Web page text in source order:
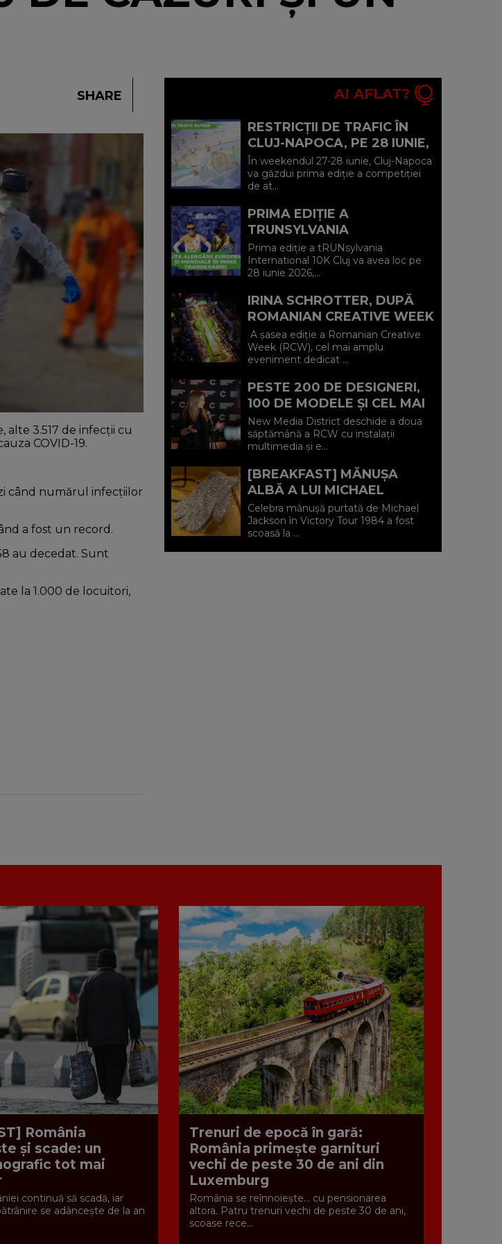
SHARE
alte 3.517 de infecții cu
COVID-19.
când numărul infecțiilor
a fost un record.
au decedat. Sunt
la 1.000 de locuitori,
AI AFLAT?
RESTRICȚII DE TRAFIC ÎN
CLUJ-NAPOCA, PE 28 IUNIE,
PE DURATA COMPETIȚIEI DE
ATLETISM CLUJ RUNNING
FES...
În weekendul 27-28 iunie, Cluj-Napoca
va găzdui prima ediție a competiției
de at...
PRIMA EDIȚIE A
TRUNSYLVANIA
INTERNATIONAL 10K CLUJ
ADUCE ELITA ALERGĂRII
EUROPENE ȘI MONDIALE ÎN
INI...
Prima ediție a tRUNsylvania
International 10K Cluj va avea loc pe
28 iunie 2026,...
IRINA SCHROTTER, DUPĂ
ROMANIAN CREATIVE WEEK
2026: „IAȘUL NE-A
REAMINTIT ȘI LA ACEASTĂ
EDIȚIE A RCW ...
A șasea ediție a Romanian Creative
Week (RCW), cel mai amplu
eveniment dedicat ...
PESTE 200 DE DESIGNERI,
100 DE MODELE ȘI CEL MAI
MARE CATWALK DIN
ROMÂNIA LA ROMANIAN
FASHION WEEK
New Media District deschide a doua
săptămână a RCW cu instalații
multimedia și e...
[BREAKFAST] MĂNUȘA
ALBĂ A LUI MICHAEL
JACKSON, SCOASĂ LA
LICITAȚIE. PREȚ DE
PORNIRE: 20.000 $
Celebra mănușă purtată de Michael
Jackson în Victory Tour 1984 a fost
scoasă la ...
România
și scade: un
tot mai
continuă să scadă, iar
se adâncește de la an
Trenuri de epocă în gară:
România primește garnituri
vechi de peste 30 de ani din
Luxemburg
România se reînnoiește... cu pensionarea
altora. Patru trenuri vechi de peste 30 de ani,
scoase rece...